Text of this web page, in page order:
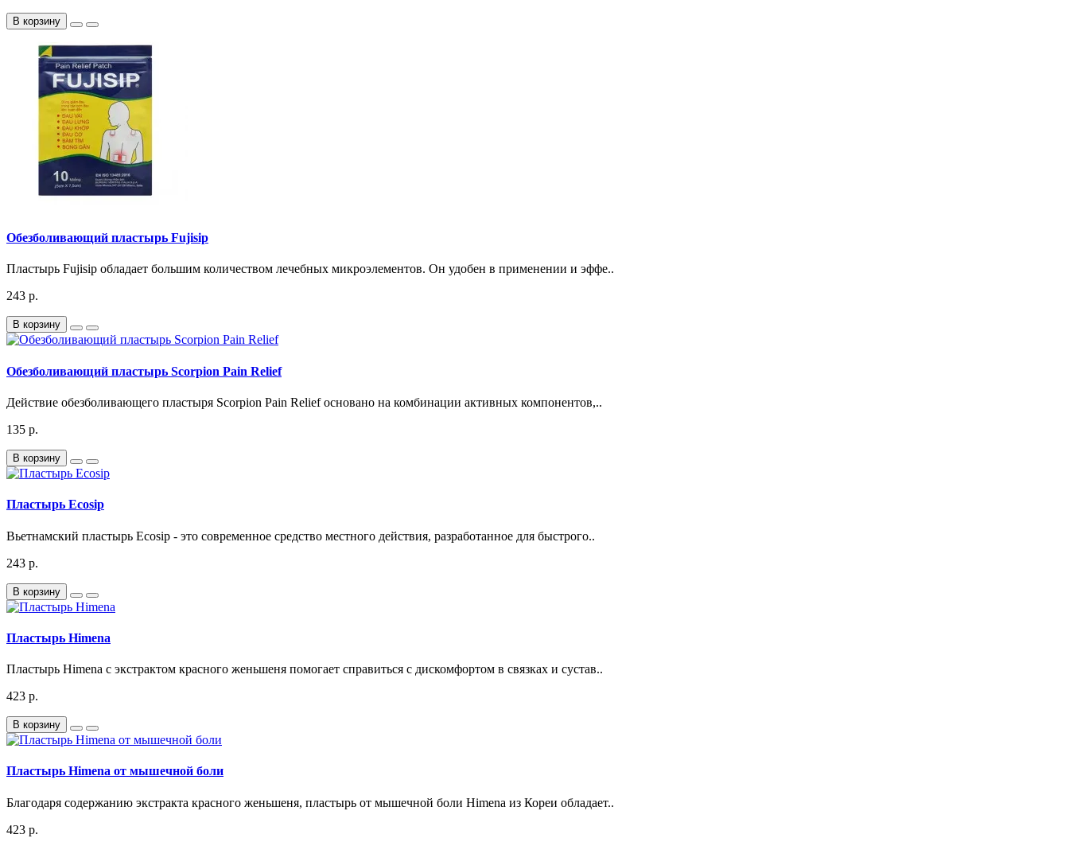
В корзину
Обезболивающий пластырь Fujisip
Пластырь Fujisip обладает большим количеством лечебных микроэлементов. Он удобен в применении и эффе..
243 р.
В корзину
Обезболивающий пластырь Scorpion Pain Relief
Действие обезболивающего пластыря Scorpion Pain Relief основано на комбинации активных компонентов,..
135 р.
В корзину
Пластырь Ecosip
Вьетнамский пластырь Ecosip - это современное средство местного действия, разработанное для быстрого..
243 р.
В корзину
Пластырь Himena
Пластырь Himena с экстрактом красного женьшеня помогает справиться с дискомфортом в связках и сустав..
423 р.
В корзину
Пластырь Himena от мышечной боли
Благодаря содержанию экстракта красного женьшеня, пластырь от мышечной боли Himena из Кореи обладает..
423 р.